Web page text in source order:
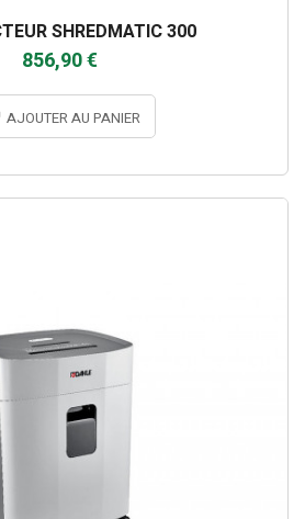
SHREDMATIC 300
856,90 €
AJOUTER AU PANIER